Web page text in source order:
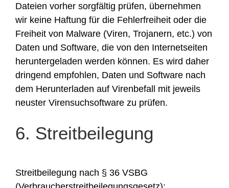
Dateien vorher sorgfältig prüfen, übernehmen
wir keine Haftung für die Fehlerfreiheit oder die
Freiheit von Malware (Viren, Trojanern, etc.) von
Daten und Software, die von den Internetseiten
heruntergeladen werden können. Es wird daher
dringend empfohlen, Daten und Software nach
dem Herunterladen auf Virenbefall mit jeweils
neuster Virensuchsoftware zu prüfen.
6. Streitbeilegung
Streitbeilegung nach § 36 VSBG